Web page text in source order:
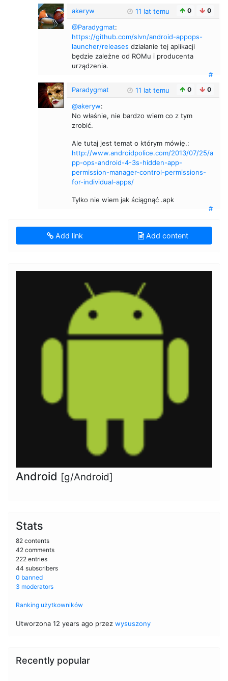
akeryw
11 lat temu 0 0
@Paradygmat:
https://github.com/slvn/android-appops-
launcher/releases działanie tej aplikacji
będzie zależne od ROMu i producenta
urządzenia.
#
Paradygmat
11 lat temu 0 0
@akeryw:
No właśnie, nie bardzo wiem co z tym
zrobić.
Ale tutaj jest temat o którym mówię.:
http://www.androidpolice.com/2013/07/25/a
pp-ops-android-4-3s-hidden-app-
permission-manager-control-permissions-
for-individual-apps/
Tylko nie wiem jak ściągnąć .apk
#
Add link Add content
Android [g/Android]
Stats
82 contents
42 comments
222 entries
44 subscribers
0 banned
3 moderators
Ranking użytkowników
Utworzona 12 years ago przez wysuszony
Recently popular